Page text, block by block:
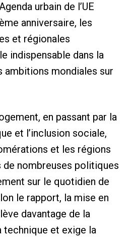
urbain de l’UE
anniversaire, les
et régionales
indispensable dans la
ambitions mondiales sur
en passant par la
et l’inclusion sociale,
et les régions
de nombreuses politiques
sur le quotidien de
le rapport, la mise en
davantage de la
technique et exige la